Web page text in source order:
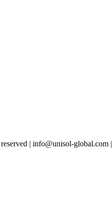
| info@unisol-global.com |